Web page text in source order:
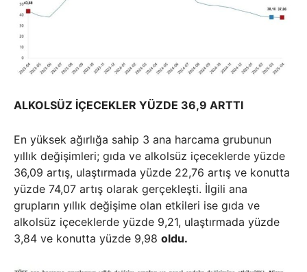
ALKOLSÜZ İÇECEKLER YÜZDE 36,9 ARTTI
En yüksek ağırlığa sahip 3 ana harcama grubunun
yıllık değişimleri; gıda ve alkolsüz içeceklerde yüzde
36,09 artış, ulaştırmada yüzde 22,76 artış ve konutta
yüzde 74,07 artış olarak gerçekleşti. İlgili ana
grupların yıllık değişime olan etkileri ise gıda ve
alkolsüz içeceklerde yüzde 9,21, ulaştırmada yüzde
3,84 ve konutta yüzde 9,98 oldu.